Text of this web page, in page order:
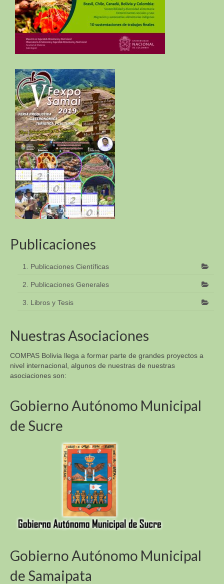
Publicaciones
1. Publicaciones Científicas
2. Publicaciones Generales
3. Libros y Tesis
Nuestras Asociaciones
COMPAS Bolivia llega a formar parte de grandes proyectos a
nivel internacional, algunos de nuestras de nuestras
asociaciones son:
Gobierno Autónomo Municipal
de Sucre
Gobierno Autónomo Municipal
de Samaipata